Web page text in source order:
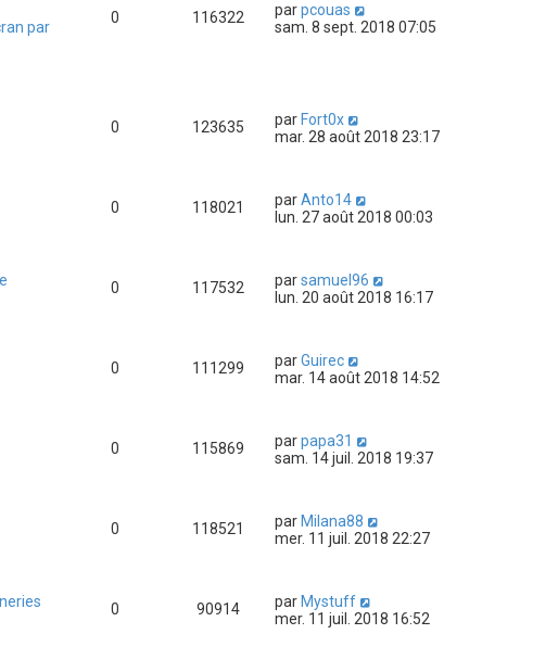
par
0 116322 parpcouas
sam. 8 sept. 2018 07:05
0 123635 par Fort0x
mar. 28 août 2018 23:17
0 118021 parAnto14
lun. 27 août 2018 00:03
0 117532 parsamuel96
lun. 20 août 2018 16:17
0 111299 parGuirec
mar. 14 août 2018 14:52
0 115869 parpapa31
sam. 14 juil. 2018 19:37
0 118521 par Milana88
mer. 11 juil. 2018 22:27
0 90914 par Mystuff
mer. 11 juil. 2018 16:52